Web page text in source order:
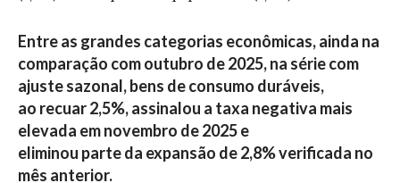
Entre as grandes categorias econômicas, ainda na
comparação com outubro de 2025, na série com
ajuste sazonal, bens de consumo duráveis,
ao recuar 2,5%, assinalou a taxa negativa mais
elevada em novembro de 2025 e
eliminou parte da expansão de 2,8% verificada no
mês anterior.